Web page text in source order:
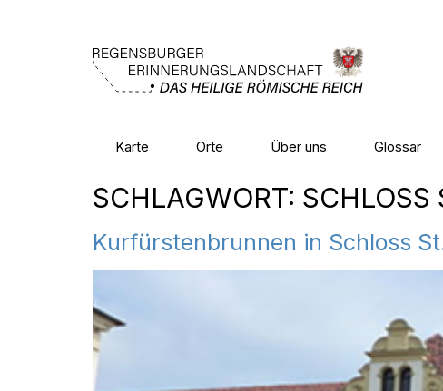
Karte Orte Über uns Glossar
SCHLAGWORT: SCHLOSS
Kurfürstenbrunnen in Schloss